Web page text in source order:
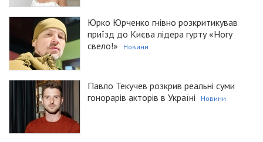
Юрко Юрченко гнівно розкритикував
приїзд до Києва лідера гурту «Ногу
свело!»
Новини
Павло Текучев розкрив реальні суми
гонорарів акторів в Україні
Новини